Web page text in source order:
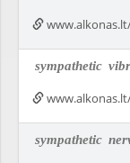
sympathetic
sympathetic